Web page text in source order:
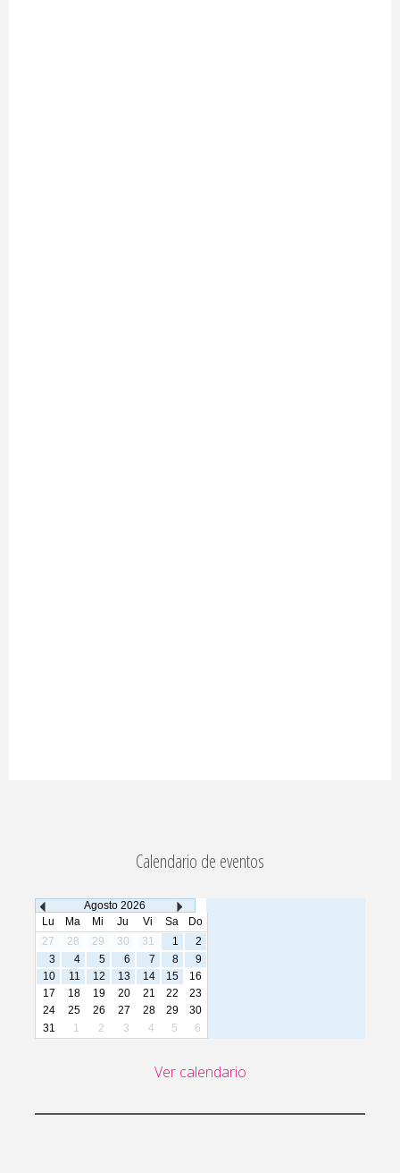
Calendario de eventos
Agosto 2026
Lu
Ma Mi Ju Vi Sa
Do
27
28 29 30 31 1
2
3
4 5 6 7 8
9
10
11 12 13 14 15
16
17
18 19 20 21 22
23
24
25 26 27 28 29
30
31
1 2 3 4 5 6
Ver calendario